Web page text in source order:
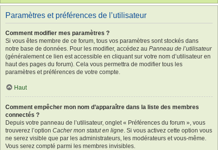
Paramètres et préférences de l’utilisateur
Comment modifier mes paramètres ?
Si vous êtes membre de ce forum, tous vos paramètres sont stockés dans
notre base de données. Pour les modifier, accédez au Panneau de l’utilisateur
(généralement ce lien est accessible en cliquant sur votre nom d’utilisateur en
haut des pages du forum). Cela vous permettra de modifier tous les
paramètres et préférences de votre compte.
Haut
Comment empêcher mon nom d’apparaître dans la liste des membres
connectés ?
Depuis votre panneau de l’utilisateur, onglet « Préférences du forum », vous
trouverez l’option Cacher mon statut en ligne. Si vous activez cette option vous
ne serez visible que par les administrateurs, les modérateurs et vous-même.
Vous serez compté parmi les membres invisibles.